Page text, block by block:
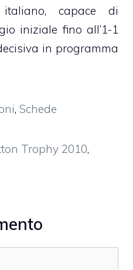
italiano, capace di
iniziale fino all’1-1
in programma
,Schede
Trophy 2010,